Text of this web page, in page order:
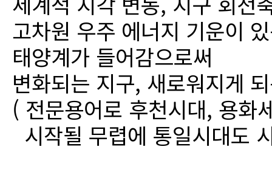
고차원 우주 에너지 기운이
태양계가 들어감으로써
변화되는 지구, 새로워지게
( 전문용어로 후천시대, 용화
시작될 무렵에 통일시대도